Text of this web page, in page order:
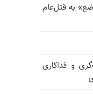
به قتل‌عام
و فداکاری